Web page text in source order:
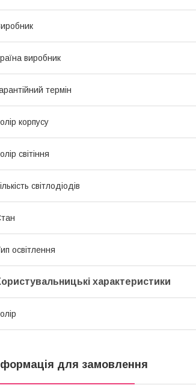
виробник
термін
корпусу
світіння
світлодіодів
освітлення
характеристики
для замовлення